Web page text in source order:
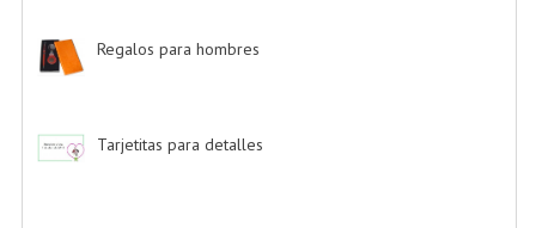
Regalos para hombres
Tarjetitas para detalles